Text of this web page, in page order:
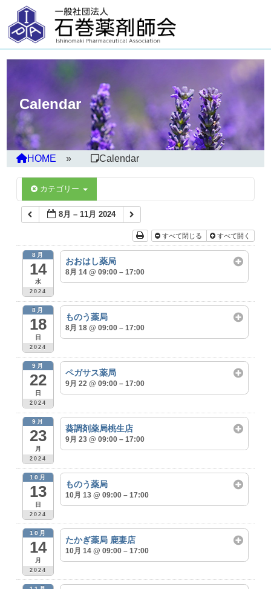
Calendar
HOME Calendar
カテゴリー
8月 – 11月 2024
すべて閉じる すべて開く
8月
14
水
2024
おおはし薬局
8月 14 @ 09:00 – 17:00
8月
18
日
2024
ものう薬局
8月 18 @ 09:00 – 17:00
9月
22
日
2024
ペガサス薬局
9月 22 @ 09:00 – 17:00
9月
23
月
2024
葵調剤薬局桃生店
9月 23 @ 09:00 – 17:00
10月
13
日
2024
ものう薬局
10月 13 @ 09:00 – 17:00
10月
14
月
2024
たかぎ薬局 鹿妻店
10月 14 @ 09:00 – 17:00